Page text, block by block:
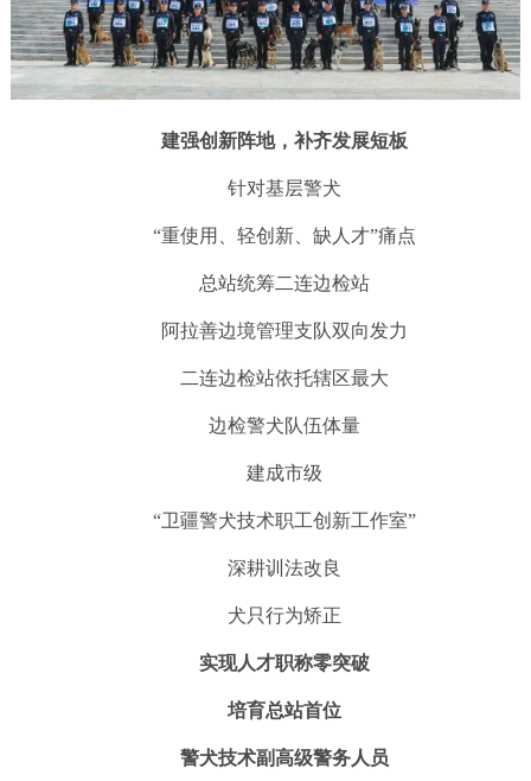
建强创新阵地，补齐发展短板
针对基层警犬
“重使用、轻创新、缺人才”痛点
总站统筹二连边检站
阿拉善边境管理支队双向发力
二连边检站依托辖区最大
边检警犬队伍体量
建成市级
“卫疆警犬技术职工创新工作室”
深耕训法改良
犬只行为矫正
实现人才职称零突破
培育总站首位
警犬技术副高级警务人员